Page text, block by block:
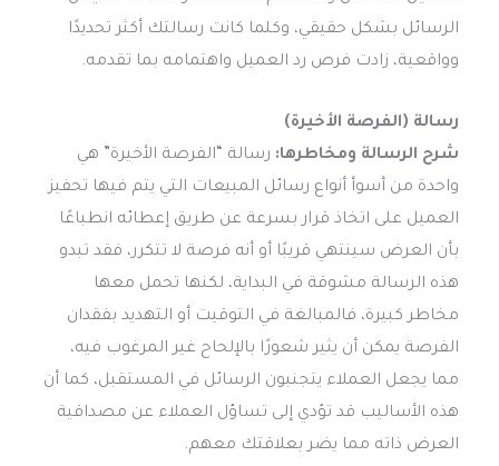
الرسائل بشكل حقيقي، وكلما كانت رسالتك أكثر تحديدًا
وواقعية، زادت فرص رد العميل واهتمامه بما تقدمه.
رسالة (الفرصة الأخيرة)
شرح الرسالة ومخاطرها: رسالة “الفرصة الأخيرة” هي
واحدة من أسوأ أنواع رسائل المبيعات التي يتم فيها تحفيز
العميل على اتخاذ قرار بسرعة عن طريق إعطائه انطباعًا
بأن العرض سينتهي قريبًا أو أنه فرصة لا تتكرر، فقد تبدو
هذه الرسالة مشوقة في البداية، لكنها تحمل معها
مخاطر كبيرة، فالمبالغة في التوقيت أو التهديد بفقدان
الفرصة يمكن أن يثير شعورًا بالإلحاح غير المرغوب فيه،
مما يجعل العملاء يتجنبون الرسائل في المستقبل، كما أن
هذه الأساليب قد تؤدي إلى تساؤل العملاء عن مصداقية
العرض ذاته مما يضر بعلاقتك معهم.